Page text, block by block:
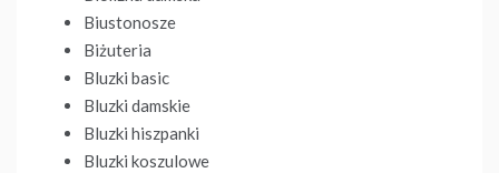
Biustonosze
Biżuteria
Bluzki basic
Bluzki damskie
Bluzki hiszpanki
Bluzki koszulowe